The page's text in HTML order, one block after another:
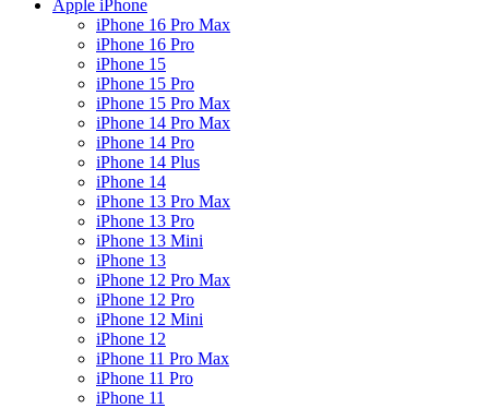
Apple iPhone
iPhone 16 Pro Max
iPhone 16 Pro
iPhone 15
iPhone 15 Pro
iPhone 15 Pro Max
iPhone 14 Pro Max
iPhone 14 Pro
iPhone 14 Plus
iPhone 14
iPhone 13 Pro Max
iPhone 13 Pro
iPhone 13 Mini
iPhone 13
iPhone 12 Pro Max
iPhone 12 Pro
iPhone 12 Mini
iPhone 12
iPhone 11 Pro Max
iPhone 11 Pro
iPhone 11